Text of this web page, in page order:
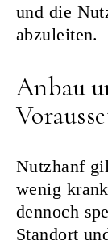
und die
abzuleiten.
Anbau
Nutzhanf
wenig
dennoch
Standort